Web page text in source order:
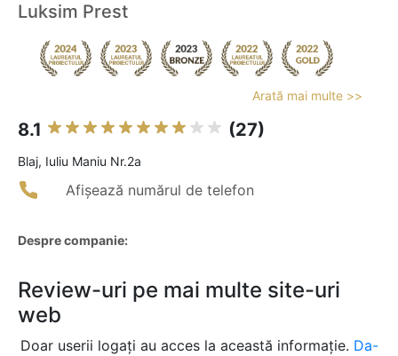
Luksim Prest
Arată mai multe >>
8.1 (27)
Blaj, Iuliu Maniu Nr.2a
Afișează numărul de telefon
Despre companie:
Review-uri pe mai multe site-uri
web
Doar userii logați au acces la această informație. Da-